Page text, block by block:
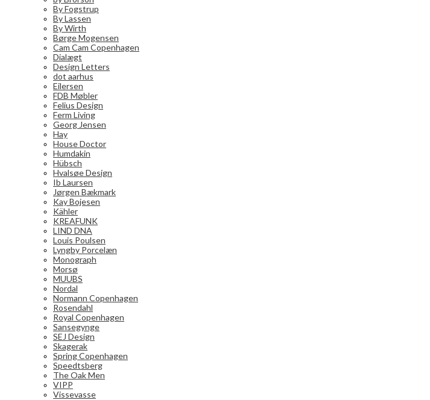
By Fogstrup
By Lassen
By Wirth
Børge Mogensen
Cam Cam Copenhagen
Dialægt
Design Letters
dot aarhus
Eilersen
FDB Møbler
Felius Design
Ferm Living
Georg Jensen
Hay
House Doctor
Humdakin
Hübsch
Hvalsøe Design
Ib Laursen
Jørgen Bækmark
Kay Bojesen
Kähler
KREAFUNK
LIND DNA
Louis Poulsen
Lyngby Porcelæn
Monograph
Morsø
MUUBS
Nordal
Normann Copenhagen
Rosendahl
Royal Copenhagen
Sansegynge
SEJ Design
Skagerak
Spring Copenhagen
Speedtsberg
The Oak Men
VIPP
Vissevasse